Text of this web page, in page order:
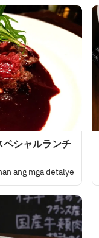
シャルランチ
ang mga detalye